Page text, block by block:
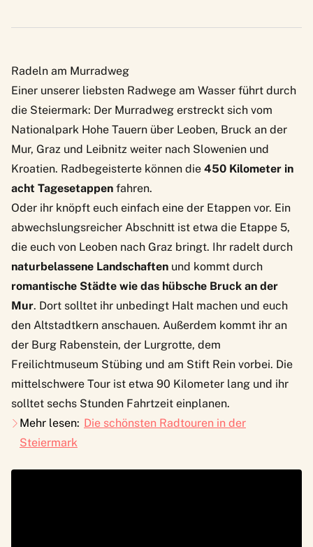
Radeln am Murradweg
Einer unserer liebsten Radwege am Wasser führt durch
die Steiermark: Der Murradweg erstreckt sich vom
Nationalpark Hohe Tauern über Leoben, Bruck an der
Mur, Graz und Leibnitz weiter nach Slowenien und
Kroatien. Radbegeisterte können die 450 Kilometer in
acht Tagesetappen fahren.
Oder ihr knöpft euch einfach eine der Etappen vor. Ein
abwechslungsreicher Abschnitt ist etwa die Etappe 5,
die euch von Leoben nach Graz bringt. Ihr radelt durch
naturbelassene Landschaften und kommt durch
romantische Städte wie das hübsche Bruck an der
Mur. Dort solltet ihr unbedingt Halt machen und euch
den Altstadtkern anschauen. Außerdem kommt ihr an
der Burg Rabenstein, der Lurgrotte, dem
Freilichtmuseum Stübing und am Stift Rein vorbei. Die
mittelschwere Tour ist etwa 90 Kilometer lang und ihr
solltet sechs Stunden Fahrtzeit einplanen.
Mehr lesen: Die schönsten Radtouren in der
Steiermark